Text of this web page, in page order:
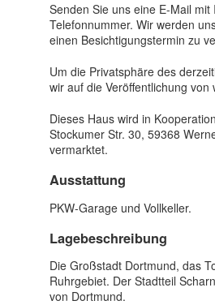
Senden Sie uns eine E-Mail
Telefonnummer. Wir werden
einen Besichtigungstermin zu
Um die Privatsphäre des
wir auf die Veröffentlichung
Dieses Haus wird in
Stockumer Str. 30, 59368
vermarktet.
Ausstattung
PKW-Garage und Vollkeller.
Lagebeschreibung
Die Großstadt Dortmund, das
Ruhrgebiet. Der Stadtteil
von Dortmund.